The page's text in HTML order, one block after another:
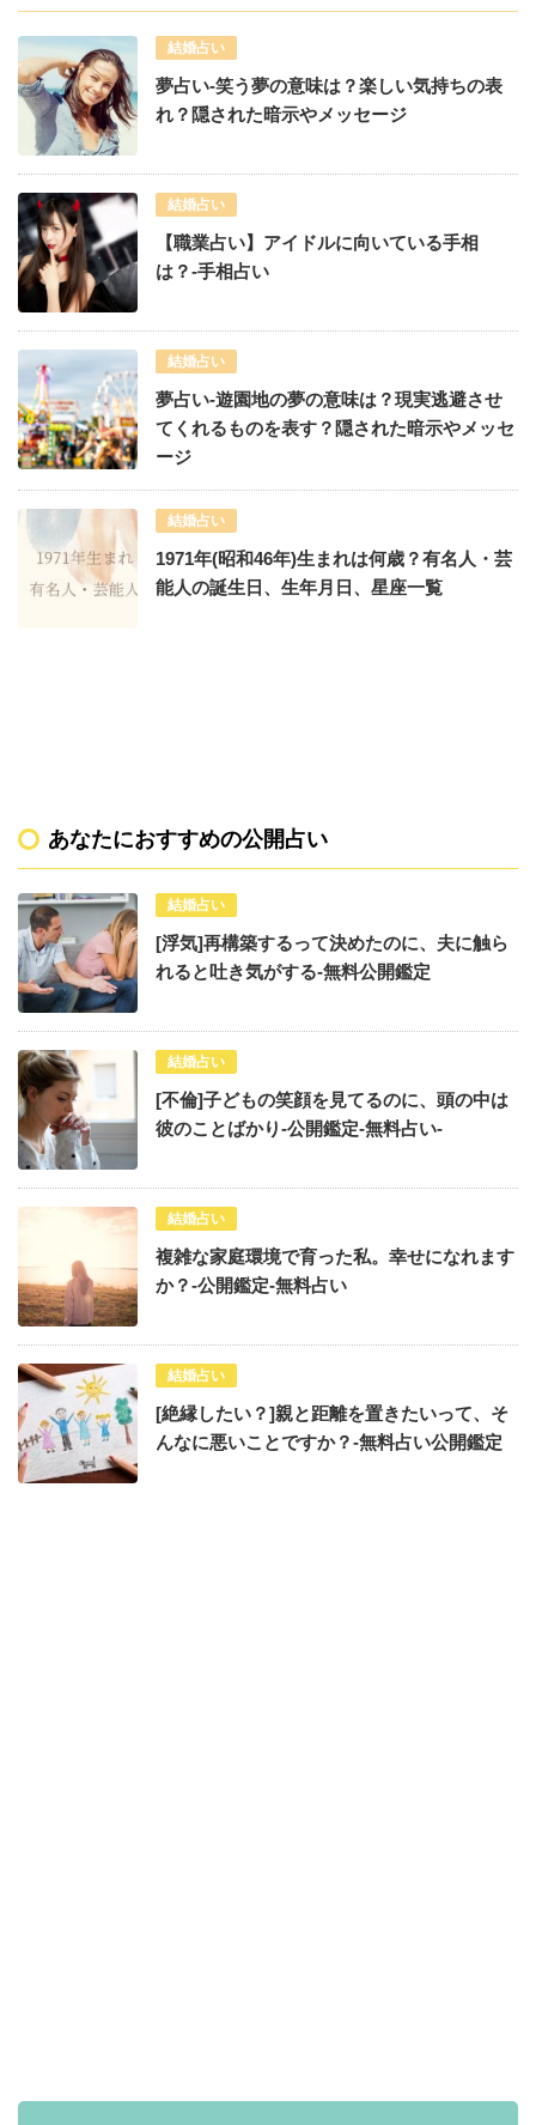
結婚占い
夢占い-笑う夢の意味は？楽しい気持ちの表
れ？隠された暗示やメッセージ
結婚占い
【職業占い】アイドルに向いている手相
は？-手相占い
結婚占い
夢占い-遊園地の夢の意味は？現実逃避させ
てくれるものを表す？隠された暗示やメッセ
ージ
結婚占い
1971年(昭和46年)生まれは何歳？有名人・芸
能人の誕生日、生年月日、星座一覧
あなたにおすすめの公開占い
結婚占い
[浮気]再構築するって決めたのに、夫に触ら
れると吐き気がする-無料公開鑑定
結婚占い
[不倫]子どもの笑顔を見てるのに、頭の中は
彼のことばかり-公開鑑定-無料占い-
結婚占い
複雑な家庭環境で育った私。幸せになれます
か？-公開鑑定-無料占い
結婚占い
[絶縁したい？]親と距離を置きたいって、そ
んなに悪いことですか？-無料占い公開鑑定